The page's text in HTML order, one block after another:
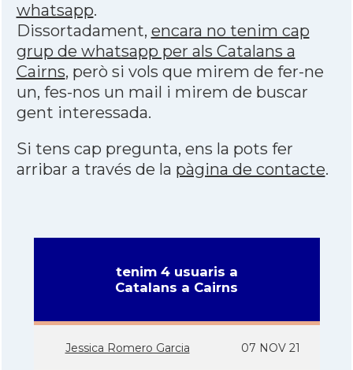
whatsapp.
Dissortadament, encara no tenim cap
grup de whatsapp per als Catalans a
Cairns, però si vols que mirem de fer-ne
un, fes-nos un mail i mirem de buscar
gent interessada.
Si tens cap pregunta, ens la pots fer
arribar a través de la pàgina de contacte.
tenim 4 usuaris a
Catalans a Cairns
Jessica Romero Garcia 07 NOV 21